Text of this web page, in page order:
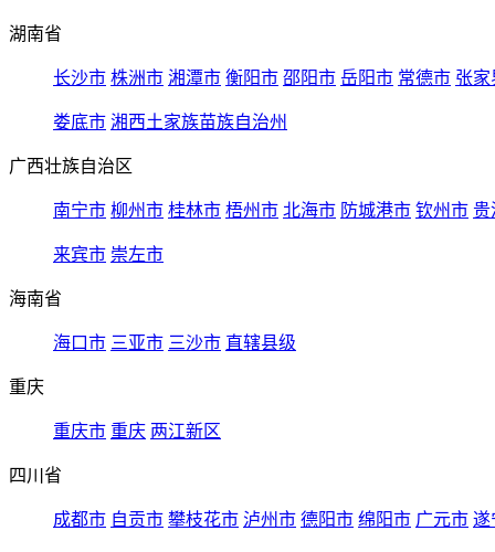
湖南省
长沙市 株洲市 湘潭市 衡阳市 邵阳市 岳阳市 常德市 张家
娄底市 湘西土家族苗族自治州
广西壮族自治区
南宁市 柳州市 桂林市 梧州市 北海市 防城港市 钦州市 贵
来宾市 崇左市
海南省
海口市 三亚市 三沙市 直辖县级
重庆
重庆市 重庆 两江新区
四川省
成都市 自贡市 攀枝花市 泸州市 德阳市 绵阳市 广元市 遂